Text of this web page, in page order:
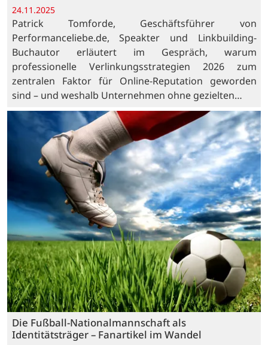
24.11.2025
Patrick Tomforde, Geschäftsführer von
Performanceliebe.de, Speakter und Linkbuilding-
Buchautor erläutert im Gespräch, warum
professionelle Verlinkungsstrategien 2026 zum
zentralen Faktor für Online-Reputation geworden
sind – und weshalb Unternehmen ohne gezielten…
Die Fußball-Nationalmannschaft als
Identitätsträger – Fanartikel im Wandel